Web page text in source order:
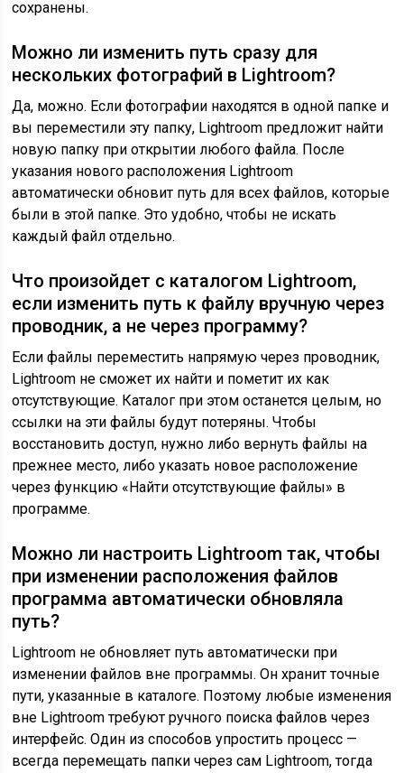
сохранены.
Можно ли изменить путь сразу для
нескольких фотографий в Lightroom?
Да, можно. Если фотографии находятся в одной папке и
вы переместили эту папку, Lightroom предложит найти
новую папку при открытии любого файла. После
указания нового расположения Lightroom
автоматически обновит путь для всех файлов, которые
были в этой папке. Это удобно, чтобы не искать
каждый файл отдельно.
Что произойдет с каталогом Lightroom,
если изменить путь к файлу вручную через
проводник, а не через программу?
Если файлы переместить напрямую через проводник,
Lightroom не сможет их найти и пометит их как
отсутствующие. Каталог при этом останется целым, но
ссылки на эти файлы будут потеряны. Чтобы
восстановить доступ, нужно либо вернуть файлы на
прежнее место, либо указать новое расположение
через функцию «Найти отсутствующие файлы» в
программе.
Можно ли настроить Lightroom так, чтобы
при изменении расположения файлов
программа автоматически обновляла
путь?
Lightroom не обновляет путь автоматически при
изменении файлов вне программы. Он хранит точные
пути, указанные в каталоге. Поэтому любые изменения
вне Lightroom требуют ручного поиска файлов через
интерфейс. Один из способов упростить процесс —
всегда перемещать папки через сам Lightroom, тогда